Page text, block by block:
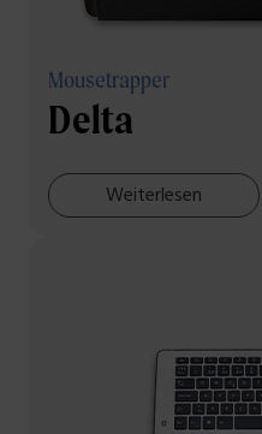
Mousetrapper
Delta
Weiterlesen